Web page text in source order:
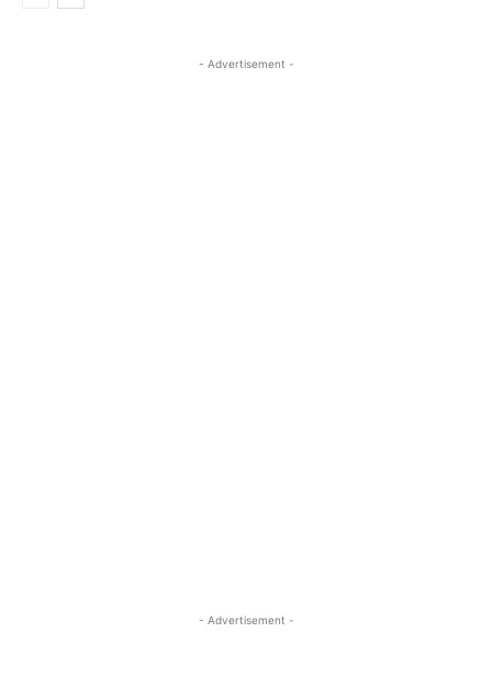
- Advertisement -
- Advertisement -